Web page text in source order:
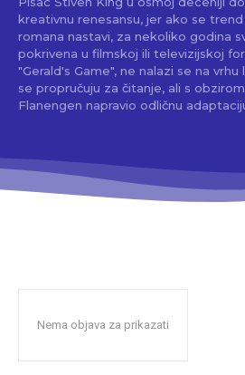
kreativnu renesansu, jer ako se
romana nastavi, za nekoliko godina
pokrivena u filmskoj ili televizijskoj
"Gerald's Game", ne nalazi se na
se propručuju za čitanje, ali s
Flanengen napravio odličnu
Nema objava za prikazati